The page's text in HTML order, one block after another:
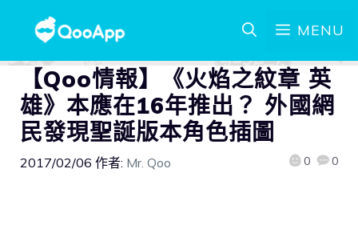
MENU
【Qoo情報】《火焰之紋章 英
雄》本應在16年推出？ 外國網
民發現聖誕版本角色插圖
2017/02/06 作者: Mr. Qoo 0 0